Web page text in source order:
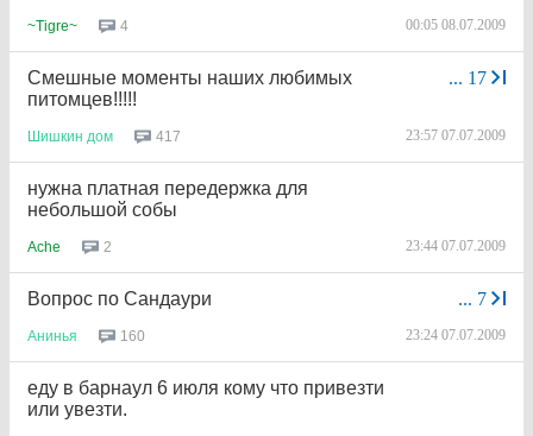
~Tigre~ 4 00:05 08.07.2009
... 17
Смешные моменты наших любимых
питомцев!!!!!
Шишкин дом 417 23:57 07.07.2009
нужна платная передержка для
небольшой собы
Ache 2 23:44 07.07.2009
... 7
Вопрос по Сандаури
Анинья 160 23:24 07.07.2009
еду в барнаул 6 июля кому что привезти
или увезти.